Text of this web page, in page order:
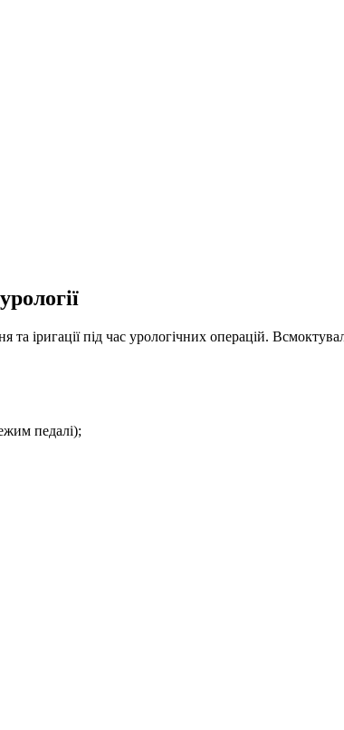
іригації під час урологічних операцій.
педалі);